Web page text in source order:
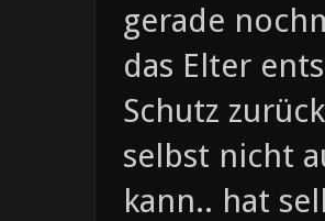
gerade
das Elter
Schutz
selbst nicht
kann.. hat